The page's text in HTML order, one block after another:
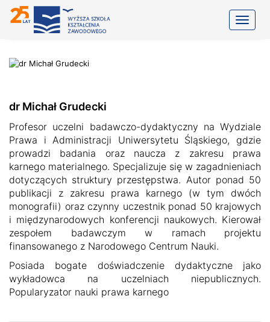
dr Michał Grudecki
Profesor uczelni badawczo-dydaktyczny na Wydziale
Prawa i Administracji Uniwersytetu Śląskiego, gdzie
prowadzi badania oraz naucza z zakresu prawa
karnego materialnego. Specjalizuje się w zagadnieniach
dotyczących struktury przestępstwa. Autor ponad 50
publikacji z zakresu prawa karnego (w tym dwóch
monografii) oraz czynny uczestnik ponad 50 krajowych
i międzynarodowych konferencji naukowych. Kierował
zespołem badawczym w ramach projektu
finansowanego z Narodowego Centrum Nauki.
Posiada bogate doświadczenie dydaktyczne jako
wykładowca na uczelniach niepublicznych.
Popularyzator nauki prawa karnego